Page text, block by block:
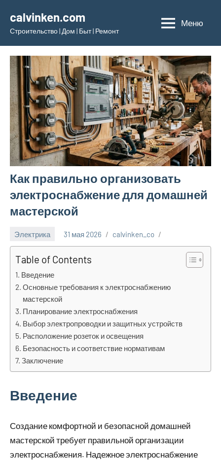
содержимому
calvinken.com
Строительство | Дом | Быт | Ремонт
Меню
Как правильно организовать
электроснабжение для домашней
мастерской
Электрика 31 мая 2026 calvinken_co
Table of Contents
Введение
Основные требования к электроснабжению
мастерской
Планирование электроснабжения
Выбор электропроводки и защитных устройств
Расположение розеток и освещения
Безопасность и соответствие нормативам
Заключение
Введение
Создание комфортной и безопасной домашней
мастерской требует правильной организации
электроснабжения. Надежное электроснабжение